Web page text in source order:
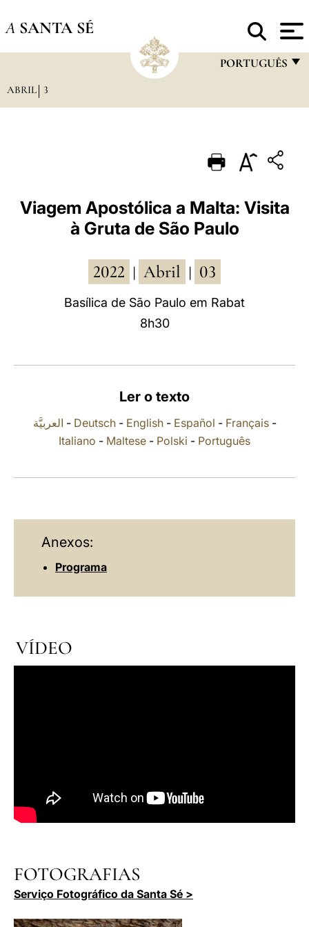
A SANTA SÉ
PORTUGUÊS
PORTUGUÊS
ESPAÑOL
DEUTSCH
中文
ABRIL 3
Viagem Apostólica a Malta: Visita
à Gruta de São Paulo
2022 Abril 03
Basílica de São Paulo em Rabat
8h30
Ler o texto
العربيَّة - Deutsch- English- Español - Français-
Italiano - Maltese - Polski - Português
Anexos:
Programa
VÍDEO
FOTOGRAFIAS
Serviço Fotográfico da Santa Sé >